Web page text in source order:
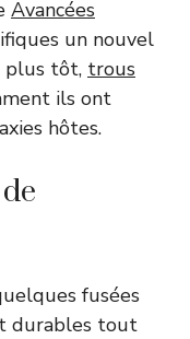
Avancées
un nouvel
plus tôt, trous
ils ont
hôtes.
fusées
durables tout